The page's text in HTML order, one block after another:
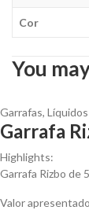
Cor
You
Garrafas, Líquidos
Garrafa
Highlights:
Garrafa Rizbo de
Valor